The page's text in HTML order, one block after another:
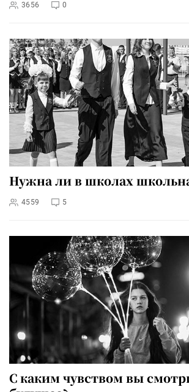
3656 0
Нужна ли в школах
4559 5
С каким чувством вы